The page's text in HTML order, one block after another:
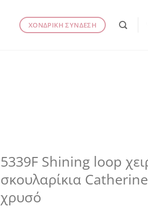
ΧΟΝΔΡΙΚΗ ΣΥΝΔΕΣΗ
5339F Shining loop
σκουλαρίκια
χρυσό